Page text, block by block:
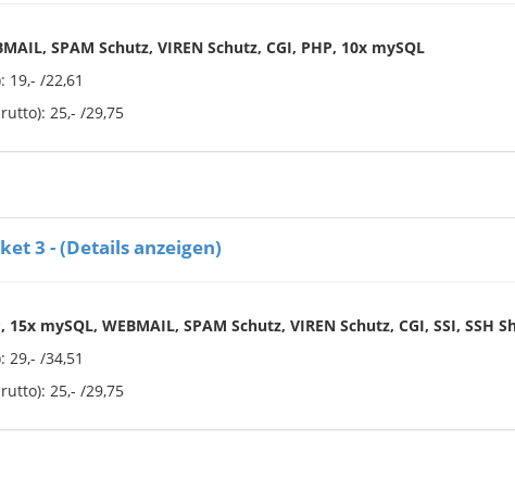
SPAM Schutz, VIREN Schutz, CGI, PHP, 10x mySQL
/22,61
25,- /29,75
3 - (Details anzeigen)
mySQL, WEBMAIL, SPAM Schutz, VIREN Schutz, CGI, SSI, SSH
/34,51
25,- /29,75